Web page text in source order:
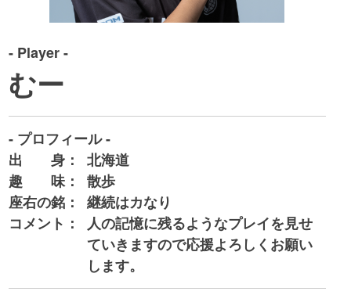
- Player -
むー
- プロフィール -
出 身：
北海道
趣 味：
散歩
座右の銘：
継続はカなり
コメント：
人の記憶に残るようなプレイを見せ
ていきますので応援よろしくお願い
します。